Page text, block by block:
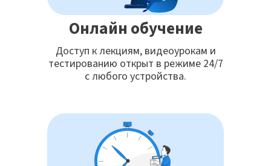
Онлайн обучение
Доступ к лекциям, видеоурокам и
тестированию открыт в режиме 24/7
с любого устройства.